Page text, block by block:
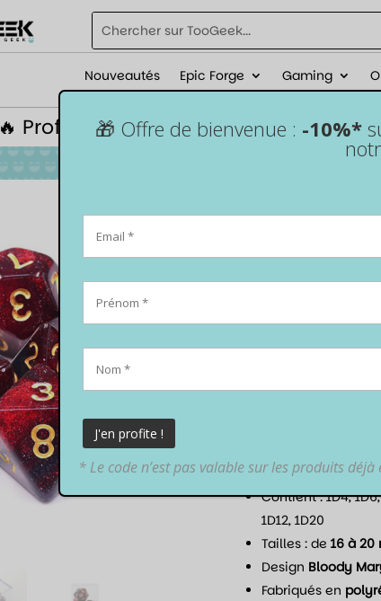
Nouveautés Epic Forge Gaming
🔥 Profite de 5% de réduction sur ta
Lot de 7
Set complet de 7
Contient : 1D4,
1D12, 1D20
Tailles : de16 à 20
Design Bloody
Fabriqués en
🎁 Offre de bienvenue : -10%*
* Le code n’est pas valable sur les produits déjà